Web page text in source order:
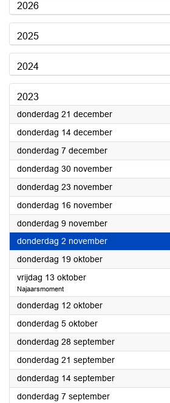
2026
2025
2024
2023
donderdag 21 december2023
donderdag 14 december2023
donderdag 7 december2023
donderdag 30 november2023
donderdag 23 november2023
donderdag 16 november2023
donderdag 9 november2023
donderdag 2 november2023
donderdag 19 oktober2023
vrijdag 13 oktober2023
Najaarsmoment
donderdag 12 oktober2023
donderdag 5 oktober2023
donderdag 28 september2023
donderdag 21 september2023
donderdag 14 september2023
donderdag 7 september2023